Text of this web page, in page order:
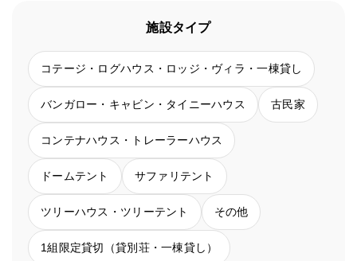
施設タイプ
コテージ・ログハウス・ロッジ・ヴィラ・一棟貸し
バンガロー・キャビン・タイニーハウス 古民家
コンテナハウス・トレーラーハウス
ドームテント サファリテント
ツリーハウス・ツリーテント その他
1組限定貸切（貸別荘・一棟貸し）